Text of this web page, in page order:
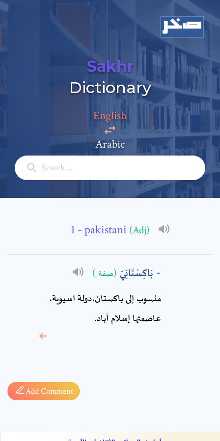
Sakhr
Dictionary
English
Arabic
- pakistani (Adj)
بَاكِسْتَانِيّ (صفة )
منسوب إلى باكستان،دولة آسيوية،
عاصمتها إسلام آباد.
Add Comment
Add a comment
Full Name: *
Comment: *